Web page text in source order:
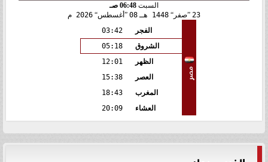
السبت 06:48 صـ
23
صفر 1448 هـ 08 أغسطس 2026 م
مصر
الفجر
03:42
الشروق
05:18
الظهر
12:01
العصر
15:38
المغرب
18:43
العشاء
20:09